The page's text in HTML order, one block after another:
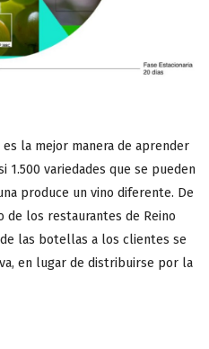
es la mejor manera de aprender
1.500 variedades que se pueden
produce un vino diferente. De
de los restaurantes de Reino
las botellas a los clientes se
en lugar de distribuirse por la